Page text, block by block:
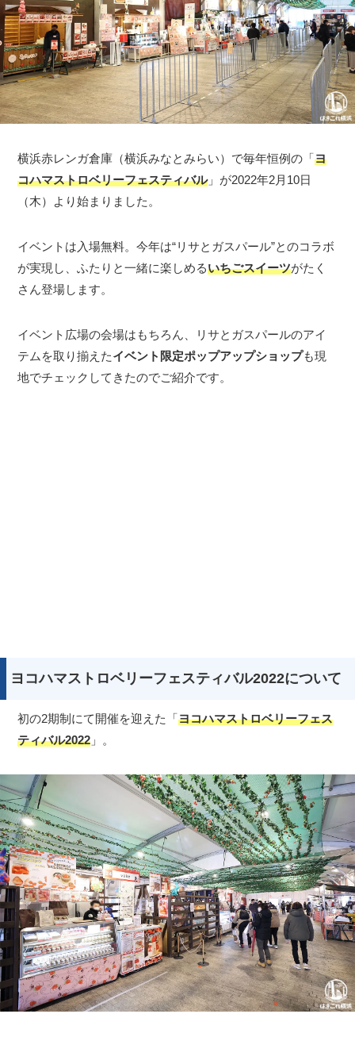
横浜赤レンガ倉庫（横浜みなとみらい）で毎年恒例の「ヨ
コハマストロベリーフェスティバル」が2022年2月10日
（木）より始まりました。
イベントは入場無料。今年は“リサとガスパール”とのコラボ
が実現し、ふたりと一緒に楽しめるいちごスイーツがたく
さん登場します。
イベント広場の会場はもちろん、リサとガスパールのアイ
テムを取り揃えたイベント限定ポップアップショップも現
地でチェックしてきたのでご紹介です。
ヨコハマストロベリーフェスティバル2022について
初の2期制にて開催を迎えた「ヨコハマストロベリーフェス
ティバル2022 」。